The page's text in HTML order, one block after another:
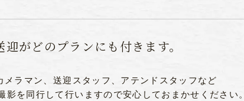
がどのプランにも付きます。
ラマン、送迎スタッフ、アテンドスタッフなど
を同行して行いますので安心しておまかせください。